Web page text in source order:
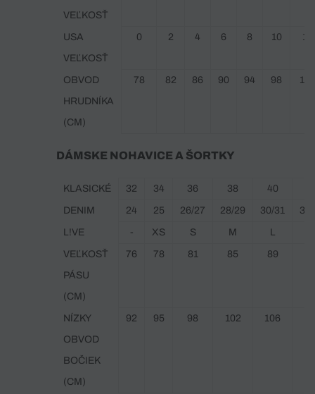
VEĽKOSŤ
USA
VEĽKOSŤ
0 2 4 6 8 10 12
OBVOD
HRUDNÍKA
(CM)
78 82 86 90 94 98 104
DÁMSKE NOHAVICE A ŠORTKY
KLASICKÉ 32 34 36 38 40
DENIM 24 25 26/27 28/29 30/31
L!VE - XS S M L
VEĽKOSŤ
PÁSU
(CM)
76 78 81 85 89
NÍZKY
OBVOD
BOČIEK
(CM)
92 95 98 102 106